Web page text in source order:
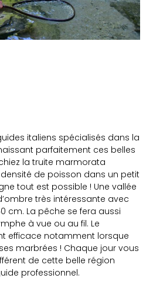
italiens spécialisés dans la
parfaitement ces belles
la truite marmorata
de poisson dans un petit
tout est possible ! Une vallée
très intéressante avec
cm. La pêche se fera aussi
à vue ou au fil. Le
efficace notamment lorsque
marbrées ! Chaque jour vous
de cette belle région
professionnel.